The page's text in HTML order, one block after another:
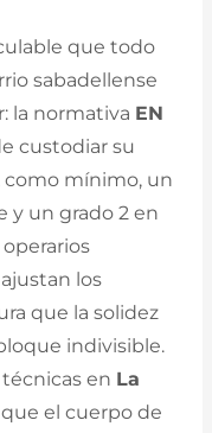
que todo
sabadellense
la normativa EN
custodiar su
como mínimo, un
y un grado 2 en
los
que la solidez
indivisible.
en La
el cuerpo de